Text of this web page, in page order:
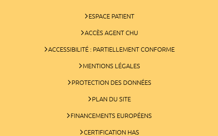
ESPACE PATIENT
ACCÈS AGENT CHU
ACCESSIBILITÉ : PARTIELLEMENT CONFORME
MENTIONS LÉGALES
PROTECTION DES DONNÉES
PLAN DU SITE
FINANCEMENTS EUROPÉENS
CERTIFICATION HAS